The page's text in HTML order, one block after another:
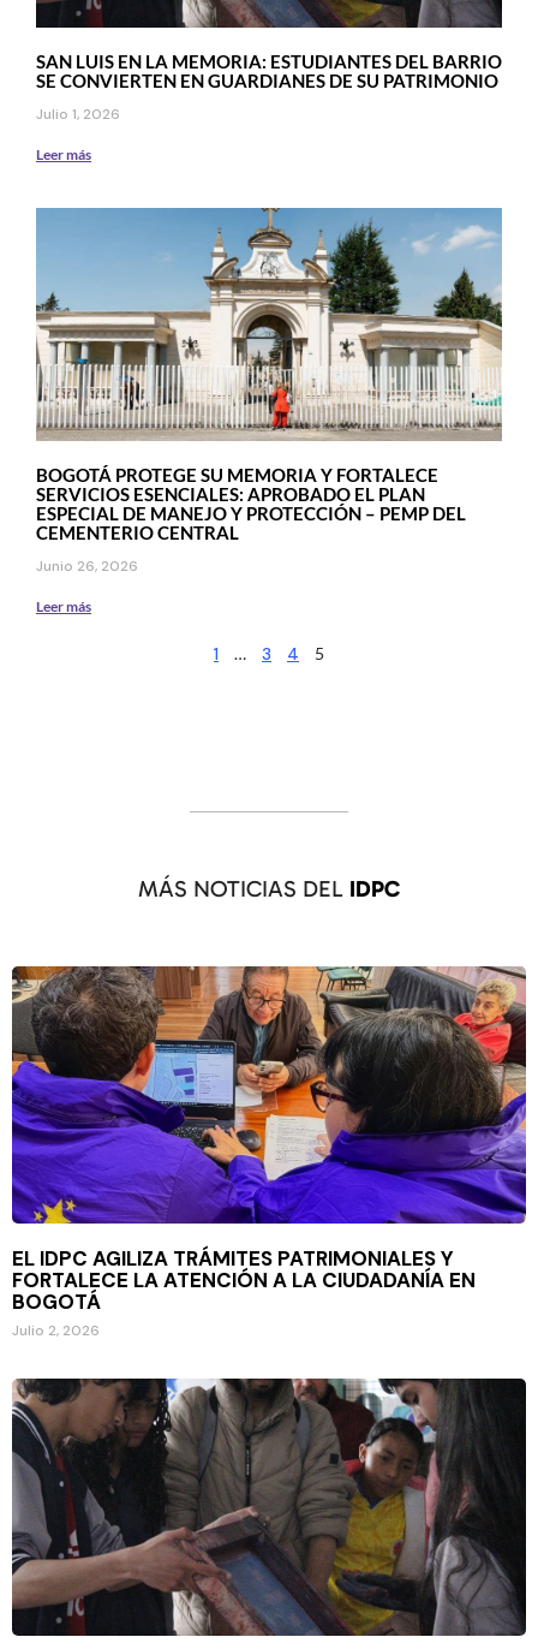
SAN LUIS EN LA MEMORIA: ESTUDIANTES DEL BARRIO
SE CONVIERTEN EN GUARDIANES DE SU PATRIMONIO
Julio 1, 2026
Leer más
BOGOTÁ PROTEGE SU MEMORIA Y FORTALECE
SERVICIOS ESENCIALES: APROBADO EL PLAN
ESPECIAL DE MANEJO Y PROTECCIÓN – PEMP DEL
CEMENTERIO CENTRAL
Junio 26, 2026
Leer más
1 … 3 4 5
MÁS NOTICIAS DEL IDPC
EL IDPC AGILIZA TRÁMITES PATRIMONIALES Y
FORTALECE LA ATENCIÓN A LA CIUDADANÍA EN
BOGOTÁ
Julio 2, 2026